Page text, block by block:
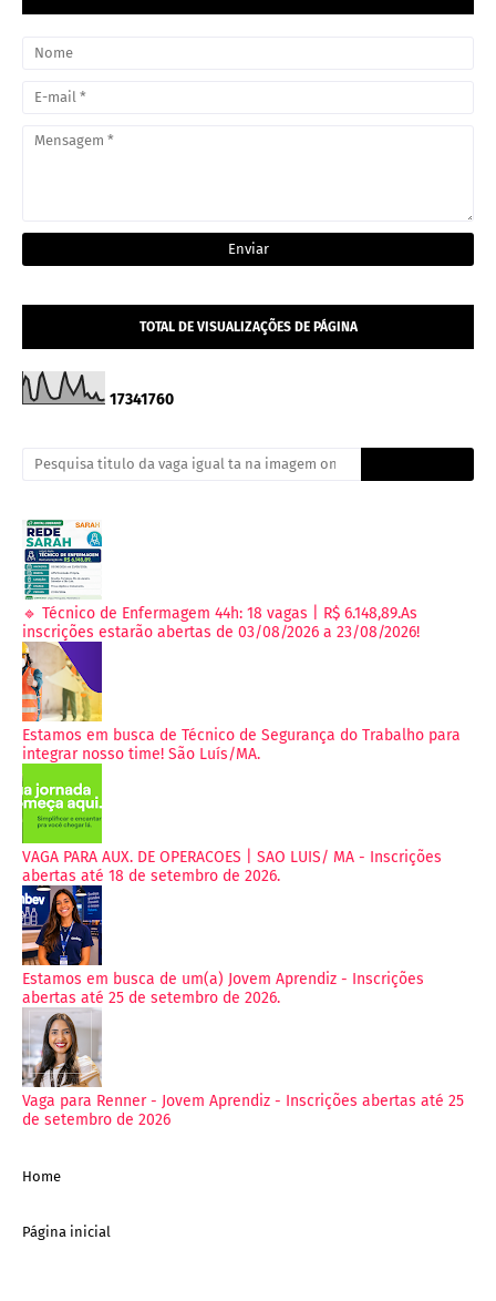
TOTAL DE VISUALIZAÇÕES DE PÁGINA
17341760
🔹 Técnico de Enfermagem 44h: 18 vagas | R$ 6.148,89.As
inscrições estarão abertas de 03/08/2026 a 23/08/2026!
Estamos em busca de Técnico de Segurança do Trabalho para
integrar nosso time! São Luís/MA.
VAGA PARA AUX. DE OPERACOES | SAO LUIS/ MA - Inscrições
abertas até 18 de setembro de 2026.
Estamos em busca de um(a) Jovem Aprendiz - Inscrições
abertas até 25 de setembro de 2026.
Vaga para Renner - Jovem Aprendiz - Inscrições abertas até 25
de setembro de 2026
Home
Página inicial